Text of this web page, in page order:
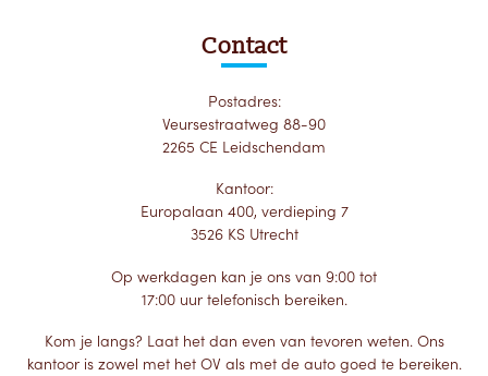
Contact
Postadres:
Veursestraatweg 88-90
2265 CE Leidschendam
Kantoor:
Europalaan 400, verdieping 7
3526 KS Utrecht
Op werkdagen kan je ons van 9:00 tot
17:00 uur telefonisch bereiken.
Kom je langs? Laat het dan even van tevoren weten. Ons
kantoor is zowel met het OV als met de auto goed te bereiken.